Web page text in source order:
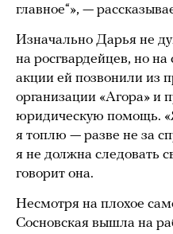
главное“», —
Изначально Дарья не
на росгвардейцев, но
акции ей позвонили из
организации «Агора» и
юридическую помощь.
я топлю — разве не за
я не должна следовать
говорит она.
Несмотря на плохое
Сосновская вышла на